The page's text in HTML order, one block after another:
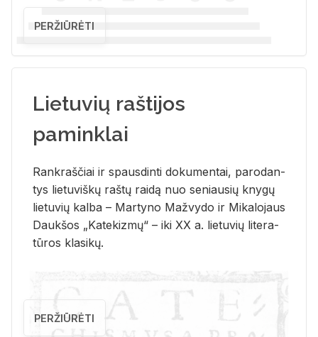
PERŽIŪRĖTI
Lietuvių raštijos
paminklai
Rank­raš­čiai ir spaus­din­ti do­ku­men­tai, pa­ro­dan­
tys lie­tu­viš­kų raš­tų rai­dą nuo se­niau­sių kny­gų
lie­tu­vių kal­ba – Mar­ty­no Ma­žvy­do ir Mi­ka­lo­jaus
Dauk­šos „Ka­te­kiz­mų“ – iki XX a. lie­tu­vių li­te­ra­
tū­ros kla­si­kų.
PERŽIŪRĖTI